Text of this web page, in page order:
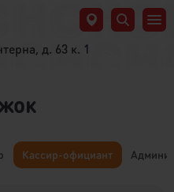
д. 63 к. 1
Кассир-официант